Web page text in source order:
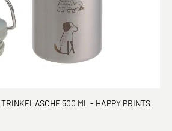
500 ML - HAPPY PRINTS